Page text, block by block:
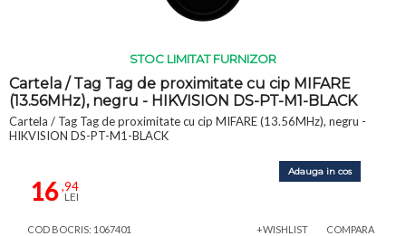
STOC LIMITAT FURNIZOR
Cartela / Tag Tag de proximitate cu cip MIFARE
(13.56MHz), negru - HIKVISION DS-PT-M1-BLACK
Cartela / Tag Tag de proximitate cu cip MIFARE (13.56MHz), negru -
HIKVISION DS-PT-M1-BLACK
16,94
LEI
Adauga in cos
COD BOCRIS: 1067401 +WISHLIST COMPARA